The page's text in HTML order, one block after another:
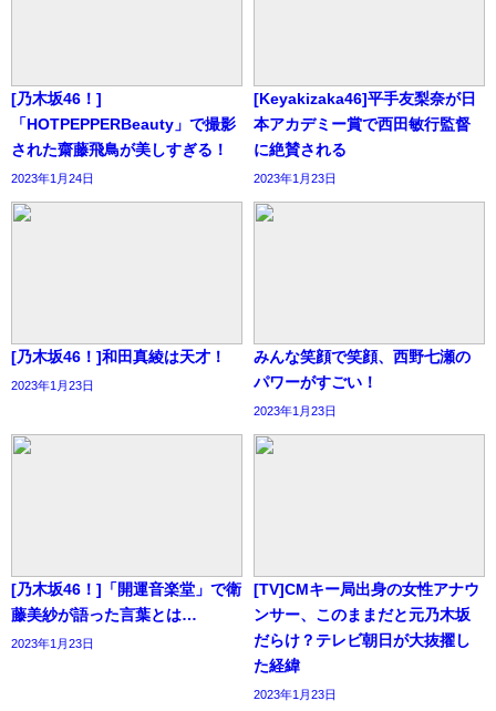
[乃木坂46！]
「HOTPEPPERBeauty」で撮影
された齋藤飛鳥が美しすぎる！
2023年1月24日
[Keyakizaka46]平手友梨奈が日
本アカデミー賞で西田敏行監督
に絶賛される
2023年1月23日
[乃木坂46！]和田真綾は天才！
2023年1月23日
みんな笑顔で笑顔、西野七瀬の
パワーがすごい！
2023年1月23日
[乃木坂46！]「開運音楽堂」で衛
藤美紗が語った言葉とは…
2023年1月23日
[TV]CMキー局出身の女性アナウ
ンサー、このままだと元乃木坂
だらけ？テレビ朝日が大抜擢し
た経緯
2023年1月23日